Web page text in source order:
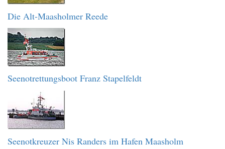
Die Alt-Maasholmer Reede
Seenotrettungsboot Franz Stapelfeldt
Seenotkreuzer Nis Randers im Hafen Maasholm